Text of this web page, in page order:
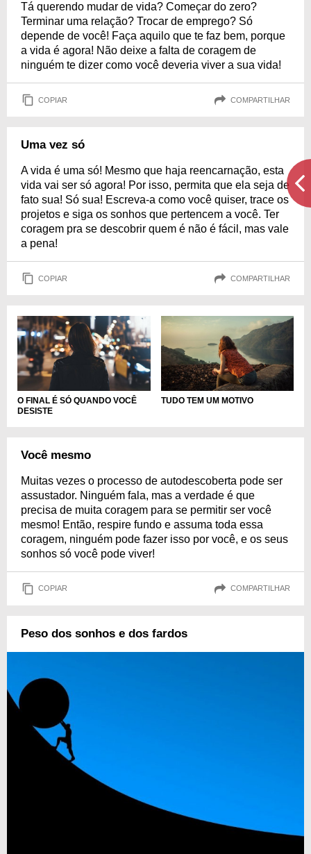
Tá querendo mudar de vida? Começar do zero?
Terminar uma relação? Trocar de emprego? Só
depende de você! Faça aquilo que te faz bem, porque
a vida é agora! Não deixe a falta de coragem de
ninguém te dizer como você deveria viver a sua vida!
COPIAR COMPARTILHAR
Uma vez só
A vida é uma só! Mesmo que haja reencarnação, esta
vida vai ser só agora! Por isso, permita que ela seja de
fato sua! Só sua! Escreva-a como você quiser, trace os
projetos e siga os sonhos que pertencem a você. Ter
coragem pra se descobrir quem é não é fácil, mas vale
a pena!
COPIAR COMPARTILHAR
O FINAL É SÓ QUANDO VOCÊ
DESISTE
TUDO TEM UM MOTIVO
Você mesmo
Muitas vezes o processo de autodescoberta pode ser
assustador. Ninguém fala, mas a verdade é que
precisa de muita coragem para se permitir ser você
mesmo! Então, respire fundo e assuma toda essa
coragem, ninguém pode fazer isso por você, e os seus
sonhos só você pode viver!
COPIAR COMPARTILHAR
Peso dos sonhos e dos fardos